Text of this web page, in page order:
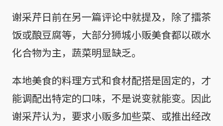
谢采芹日前在另一篇评论中就提及，除了擂茶
饭或酿豆腐等，大部分狮城小贩美食都以碳水
化合物为主，蔬菜明显缺乏。
本地美食的料理方式和食材配搭是固定的，才
能调配出特定的口味，不是说变就能变。因此
谢采芹认为，要求小贩多加些菜、或推出经改